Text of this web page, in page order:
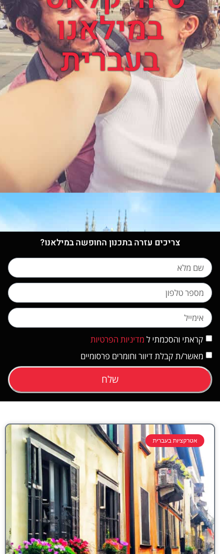
במילאנו
בעברית
צריכים עזרה בתכנון החופשה במילאנו?
קראתי והסכמתי ל מדיניות הפרטיות
מאשר/ת קבלת דיוור וחומרים פרסומיים
שלח
אטרקציות בעברית